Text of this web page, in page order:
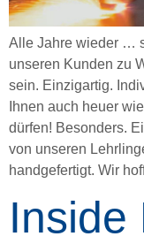
Alle Jahre wieder …
unseren Kunden zu
sein. Einzigartig.
Ihnen auch heuer
dürfen! Besonders.
von unseren
handgefertigt. Wir
Inside